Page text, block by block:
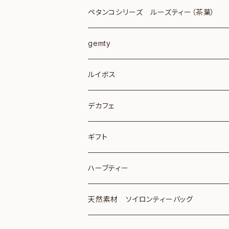
ｽﾏｰﾄﾚﾀｰティーバッグ8個入り 2個
ｽﾏｰﾄﾚﾀｰ210円 ティーバッグ25個入り
1個
レターパックライト 430円
ティーバッグ8個入り 6個
ティーバッグ8個入りと25個入り
レターパックライト ティーバッグ6個入り
レターパックライト ティーバッグ6個入り3
レターパックライト ティーバッグ25個入り
レターパックライト TB25×1個＋8個1個
ペタンコシリーズ ルーズティー（茶葉）
ジャワ100ｇ＆ｽﾏｰﾄﾚﾀｰ
gemty
birthstone tea
crystal tea
ルイボス
デカフェ
ギフト
ティーバッグ1個入り個包装
ティーバッグ1個入り 6種送料込み
ハッピー青い鳥セット
ハーブティー
天然素材 ソイロンティーバッグ